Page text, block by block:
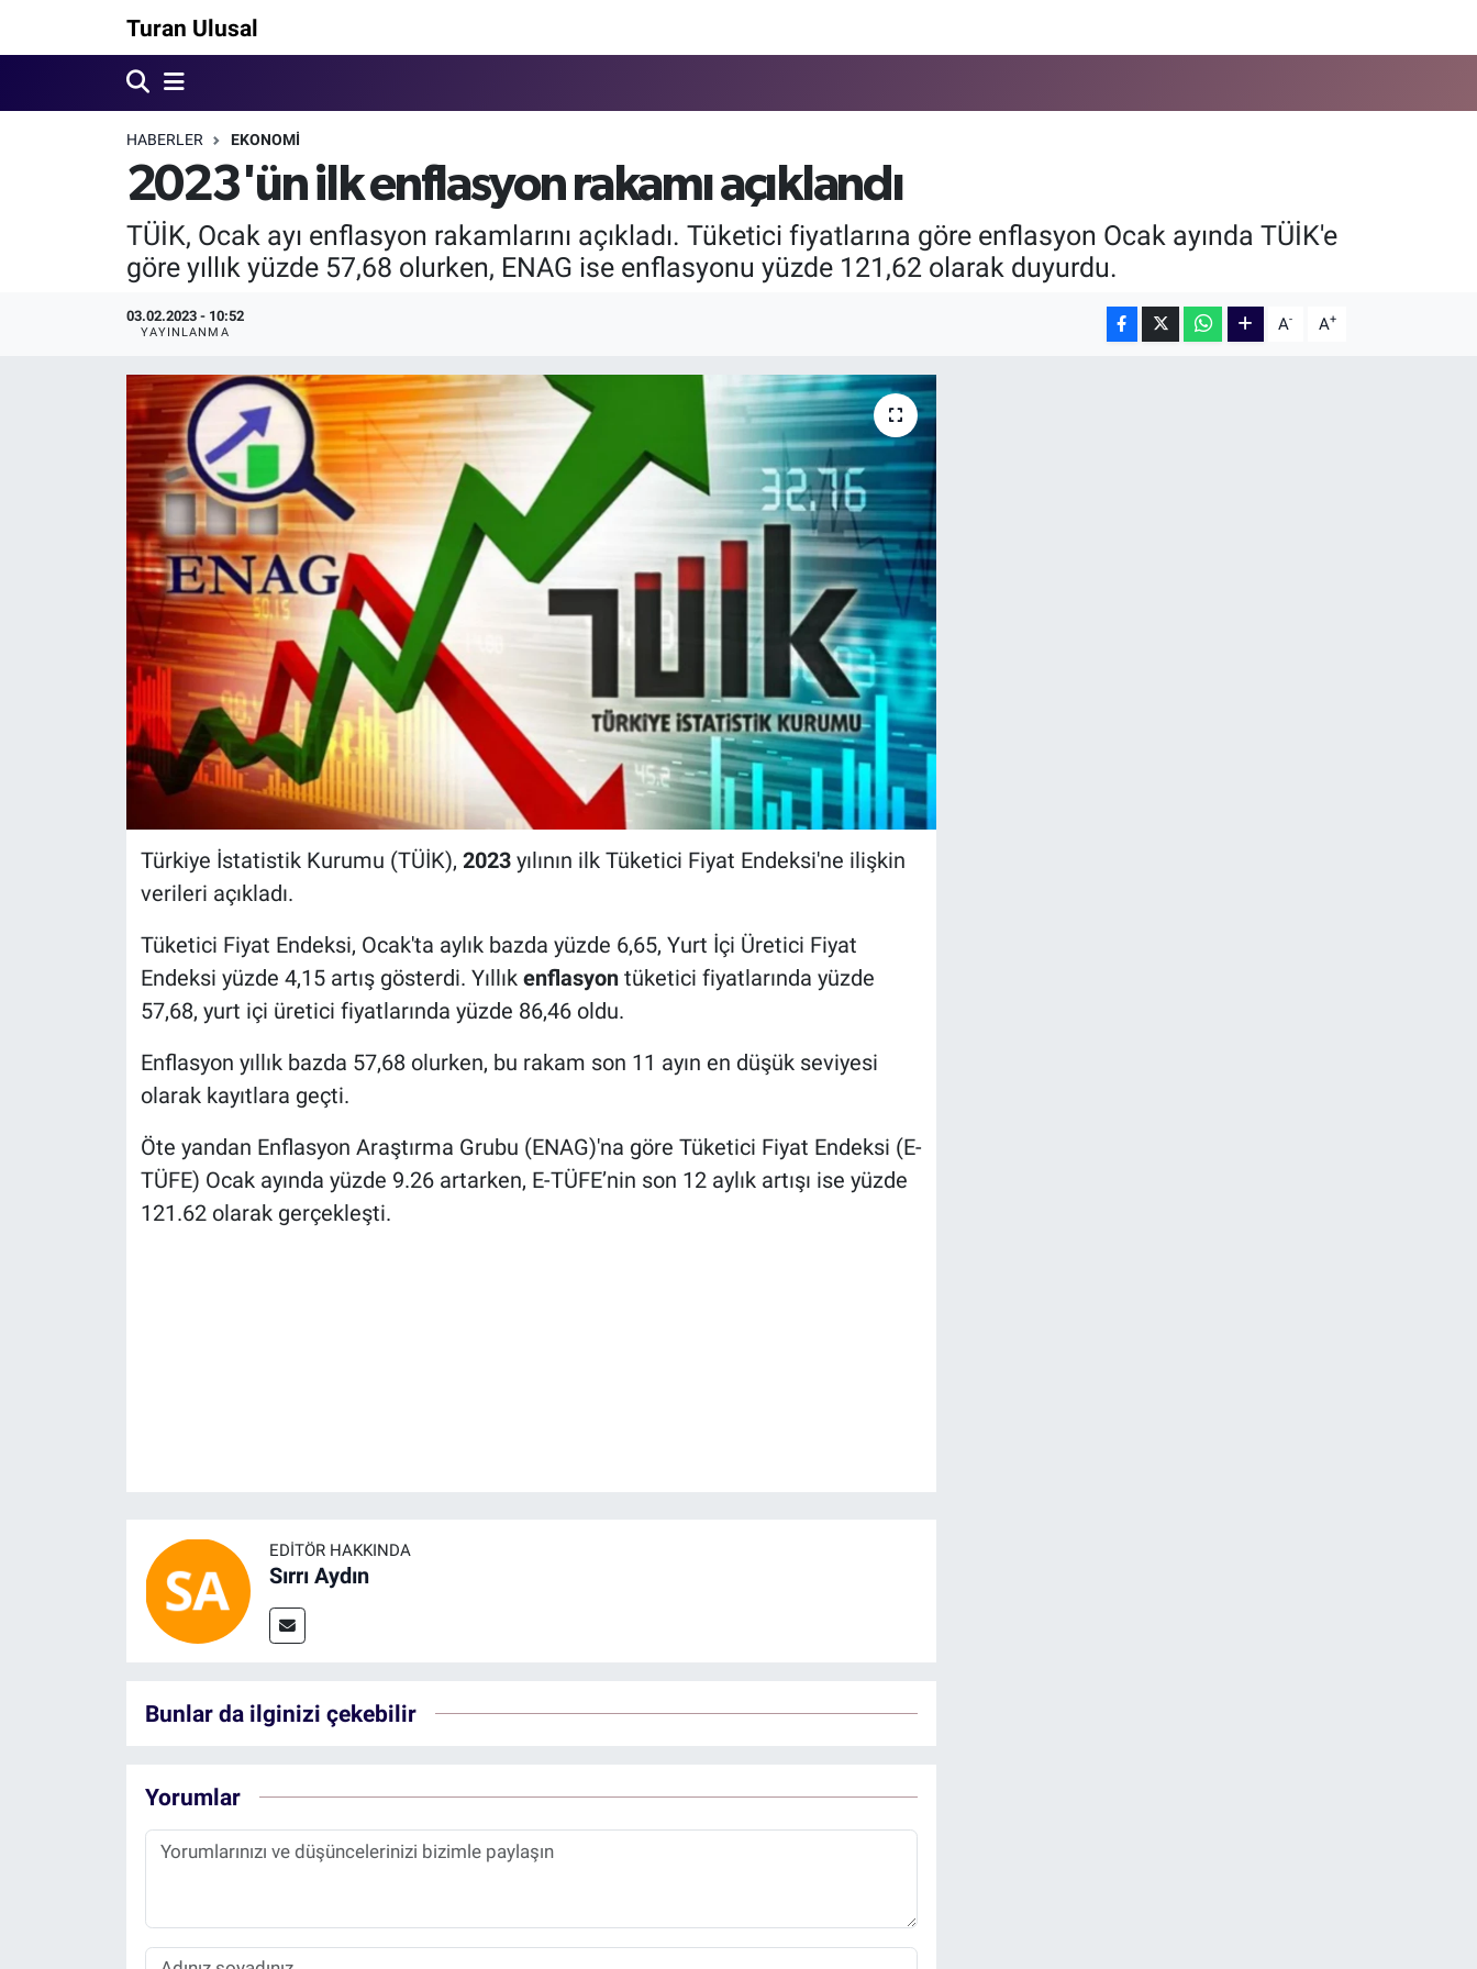
Turan Ulusal
HABERLER EKONOMİ
2023'ün ilk enflasyon rakamı açıklandı
TÜİK, Ocak ayı enflasyon rakamlarını açıkladı. Tüketici fiyatlarına göre enflasyon Ocak ayında TÜİK'e
göre yıllık yüzde 57,68 olurken, ENAG ise enflasyonu yüzde 121,62 olarak duyurdu.
03.02.2023 - 10:52
YAYINLANMA A- A+
Türkiye İstatistik Kurumu (TÜİK), 2023yılının ilk Tüketici Fiyat Endeksi'ne ilişkin
verileri açıkladı.
Tüketici Fiyat Endeksi, Ocak'ta aylık bazda yüzde 6,65, Yurt İçi Üretici Fiyat
Endeksi yüzde 4,15 artış gösterdi. Yıllık enflasyontüketici fiyatlarında yüzde
57,68, yurt içi üretici fiyatlarında yüzde 86,46 oldu.
Enflasyon yıllık bazda 57,68 olurken, bu rakam son 11 ayın en düşük seviyesi
olarak kayıtlara geçti.
Öte yandan Enflasyon Araştırma Grubu (ENAG)'na göre Tüketici Fiyat Endeksi (E-
TÜFE) Ocak ayında yüzde 9.26 artarken, E-TÜFE’nin son 12 aylık artışı ise yüzde
121.62 olarak gerçekleşti.
EDITÖR HAKKINDA
Sırrı Aydın
Bunlar da ilginizi çekebilir
Yorumlar